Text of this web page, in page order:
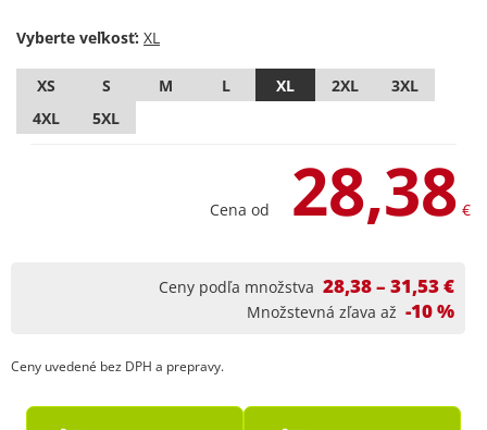
Vyberte veľkosť:
XS S M L XL 2XL
3XL
4XL
5XL
Cena od 28,38 €
Ceny podľa množstva 28,38 – 31,53 €
Množstevná zľava až -10 %
Ceny uvedené bez DPH a prepravy.